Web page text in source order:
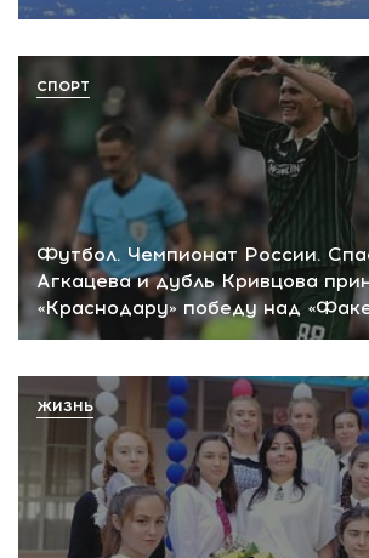
Футбол. Чемпионат России.
Агкацева и дубль Кривцова
«Краснодару» победу над
СПОРТ
ЖИЗНЬ